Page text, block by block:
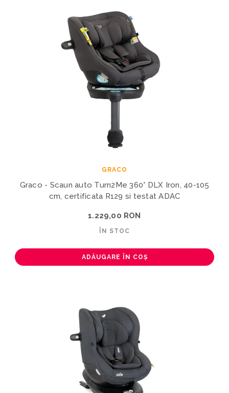
GRACO
Graco - Scaun auto Turn2Me 360° DLX Iron, 40-105
cm, certificata R129 si testat ADAC
1.229,00 RON
ÎN STOC
ADĂUGARE ÎN COȘ